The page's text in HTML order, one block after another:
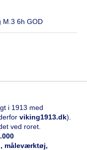
M.3 6h GOD
i 1913 med
viking1913.dk).
ved roret.
måleværktøj,